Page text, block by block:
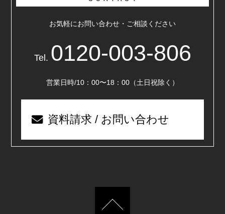
お気軽にお問い合わせ・ご相談ください
Tel. 0120-003-806
営業日時/10：00〜18：00（土日祝除く）
資料請求 / お問い合わせ